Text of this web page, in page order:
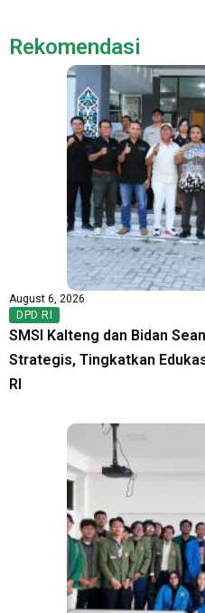
Rekomendasi
August 6, 2026
DPD RI
SMSI Kalteng dan Bidan
Strategis, Tingkatkan
RI